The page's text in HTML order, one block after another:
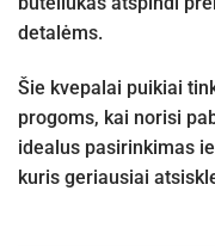
detalėms.
Šie kvepalai puikiai
progoms, kai norisi
idealus pasirinkimas
kuris geriausiai